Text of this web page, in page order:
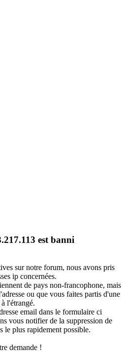
est banni
sur notre forum, nous avons pris
ip concernées.
de pays non-francophone, mais
ou que vous faites partis d'une
l'étrangé.
email dans le formulaire ci
vous notifier de la suppression de
le plus rapidement possible.
demande !